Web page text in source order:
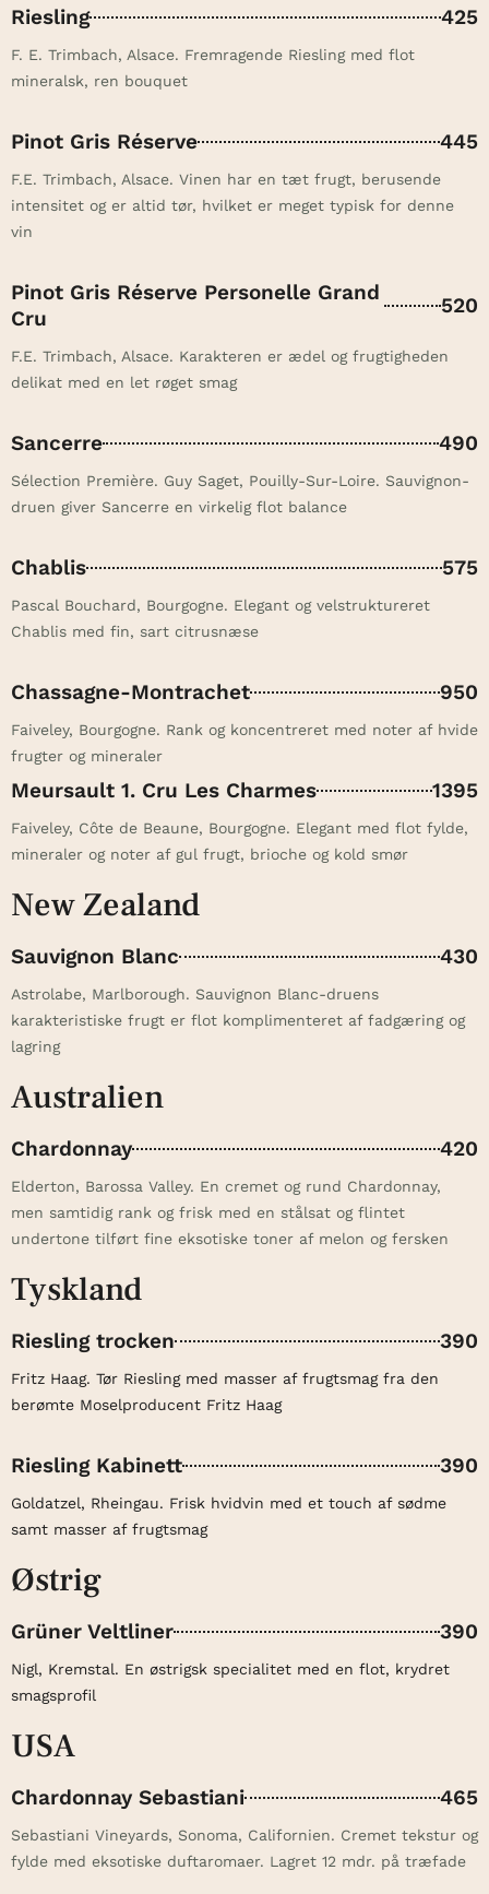
Riesling 425
F. E. Trimbach, Alsace. Fremragende Riesling med flot
mineralsk, ren bouquet
Pinot Gris Réserve 445
F.E. Trimbach, Alsace. Vinen har en tæt frugt, berusende
intensitet og er altid tør, hvilket er meget typisk for denne
vin
Pinot Gris Réserve Personelle Grand
Cru
520
F.E. Trimbach, Alsace. Karakteren er ædel og frugtigheden
delikat med en let røget smag
Sancerre 490
Sélection Première. Guy Saget, Pouilly-Sur-Loire. Sauvignon-
druen giver Sancerre en virkelig flot balance
Chablis 575
Pascal Bouchard, Bourgogne. Elegant og velstruktureret
Chablis med fin, sart citrusnæse
Chassagne-Montrachet 950
Faiveley, Bourgogne. Rank og koncentreret med noter af hvide
frugter og mineraler
Meursault 1. Cru Les Charmes 1395
Faiveley, Côte de Beaune, Bourgogne. Elegant med flot fylde,
mineraler og noter af gul frugt, brioche og kold smør
New Zealand
Sauvignon Blanc 430
Astrolabe, Marlborough. Sauvignon Blanc-druens
karakteristiske frugt er flot komplimenteret af fadgæring og
lagring
Australien
Chardonnay 420
Elderton, Barossa Valley. En cremet og rund Chardonnay,
men samtidig rank og frisk med en stålsat og flintet
undertone tilført fine eksotiske toner af melon og fersken
Tyskland
Riesling trocken 390
Fritz Haag. Tør Riesling med masser af frugtsmag fra den
berømte Moselproducent Fritz Haag
Riesling Kabinett 390
Goldatzel, Rheingau. Frisk hvidvin med et touch af sødme
samt masser af frugtsmag
Østrig
Grüner Veltliner 390
Nigl, Kremstal. En østrigsk specialitet med en flot, krydret
smagsprofil
USA
Chardonnay Sebastiani 465
Sebastiani Vineyards, Sonoma, Californien. Cremet tekstur og
fylde med eksotiske duftaromaer. Lagret 12 mdr. på træfade